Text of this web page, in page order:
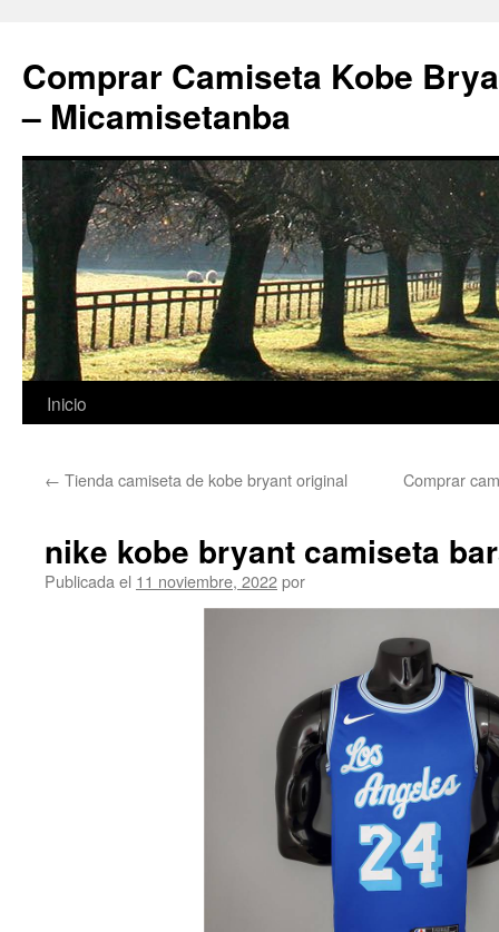
Comprar Camiseta Kobe
– Micamisetanba
Saltar
contenido
Inicio
← Tienda camiseta de kobe bryant original Comprar
nike kobe bryant camiseta
Publicada el 11 noviembre, 2022por